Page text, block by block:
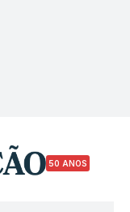
50 ANOS